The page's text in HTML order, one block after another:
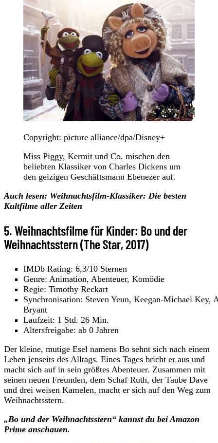
Copyright: picture alliance/dpa/Disney+
Miss Piggy, Kermit und Co. mischen den
beliebten Klassiker von Charles Dickens um
den geizigen Geschäftsmann Ebenezer auf.
Auch lesen: Weihnachtsfilm-Klassiker: Die besten
Kultfilme aller Zeiten
5. Weihnachtsfilme für Kinder: Bo und der
Weihnachtsstern (The Star, 2017)
IMDb Rating: 6,3/10 Sternen
Genre: Animation, Abenteuer, Komödie
Regie: Timothy Reckart
Synchronisation: Steven Yeun, Keegan-Michael Key,
Bryant
Laufzeit: 1 Std. 26 Min.
Altersfreigabe: ab 0 Jahren
Der kleine, mutige Esel namens Bo sehnt sich nach einem
Leben jenseits des Alltags. Eines Tages bricht er aus und
macht sich auf in sein größtes Abenteuer. Zusammen mit
seinen neuen Freunden, dem Schaf Ruth, der Taube Dave
und drei weisen Kamelen, macht er sich auf den Weg zum
Weihnachtsstern.
„Bo und der Weihnachtsstern“ kannst du bei Amazon
Prime anschauen.